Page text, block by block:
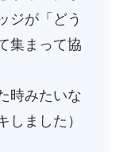
ジが「どう
集まって協
時みたいな
しました）